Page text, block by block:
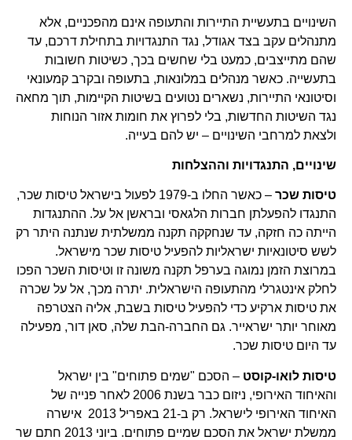
השינויים בתעשיית התיירות והתעופה אינם מהפכניים, אלא
מתנהלים עקב בצד אגודל, נגד התנגדויות בתחילת דרכם, עד
שהם מתייצבים, כמעט בלי שחשים בכך, כשיטות חשובות
בתעשייה. כאשר מנהלים במלונאות, בתעופה ובקרב קמעונאי
וסיטונאי התיירות, נשארים נטועים בשיטות הקיימות, תוך מחאה
נגד השיטות החדשות, בלי לפרוץ את חומות אזור הנוחות
ולצאת למרחבי השינויים – יש להם בעייה.
שינויים, התנגדויות וההצלחות
טיסות שכר
– כאשר החלו ב-1979 לפעול בישראל טיסות שכר,
התנגדו להפעלתן חברות הלגאסי ובראשן אל על. ההתנגדות
הייתה כה חזקה, עד שנחקקה תקנה ממשלתית שנתנה היתר רק
לשש סיטונאיות ישראליות להפעיל טיסות שכר מישראל.
במרוצת הזמן נמוגה בערפל תקנה משונה זו וטיסות השכר הפכו
לחלק אינטגרלי מהתעופה הישראלית. יתרה מכך, אל על שכרה
את טיסות ארקיע כדי להפעיל טיסות בשבת, אליה הצטרפה
מאוחר יותר ישראייר. גם החברה-הבת שלה, סאן דור, מפעילה
עד היום טיסות שכר.
טיסות לואו-קוסט– הסכם "שמים פתוחים" בין ישראל
והאיחוד האירופי, ניזום כבר בשנת 2006 לאחר פנייה של
האיחוד האירופי לישראל. רק ב-21 באפריל 2013 אישרה
ממשלת ישראל את הסכם שמיים פתוחים. ביוני 2013 חתם שר